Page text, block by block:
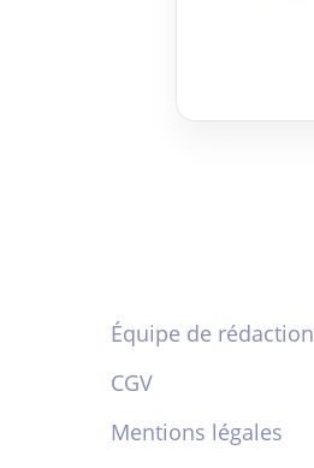
Équipe de rédaction
CGV
Mentions légales